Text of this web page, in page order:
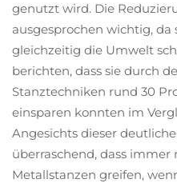
genutzt wird. Die
ausgesprochen wichtig, da
gleichzeitig die Umwelt
berichten, dass sie durch
Stanztechniken rund 30
einsparen konnten im
Angesichts dieser
überraschend, dass
Metallstanzen greifen,